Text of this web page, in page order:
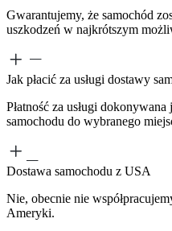
Gwarantujemy, że samochód
uszkodzeń w najkrótszym
Jak płacić za usługi dostawy
Płatność za usługi
samochodu do wybranego
Dostawa samochodu z USA
Nie, obecnie nie
Ameryki.